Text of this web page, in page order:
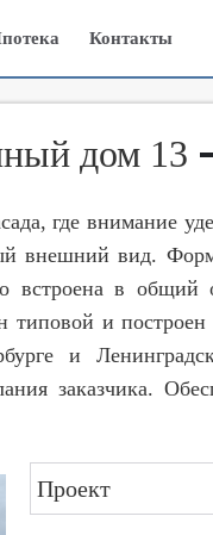
Контакты
дом 13
где внимание
внешний вид.
встроена в
типовой и
и
заказчика.
Проект